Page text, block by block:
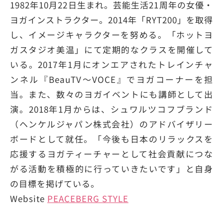
1982年10月22日生まれ。芸能生活21周年の女優・
ヨガインストラクター。2014年「RYT200」を取得
し、イメージキャラクターを努める。「ホットヨ
ガスタジオ美温」にて定期的なクラスを開催して
いる。2017年1月にオンエアされたトレインチャ
ンネル『BeauTV〜VOCE』でヨガコーナーを担
当。また、数々のヨガイベントにも講師として出
演。2018年1月からは、シュワルツコフブランド
（ヘンケルジャパン株式会社）のアドバイザリー
ボードとして就任。「今後も日本のリラックスを
応援するヨガティーチャーとして社会貢献につな
がる活動を積極的に行っていきたいです」と自身
の目標を掲げている。
Website PEACEBERG STYLE